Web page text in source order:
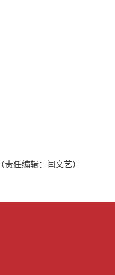
（责任编辑：闫文艺）